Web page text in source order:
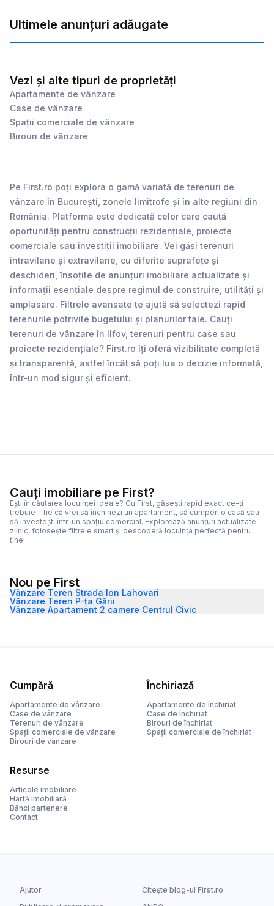
Ultimele anunțuri adăugate
Vezi și alte tipuri de proprietăți
Apartamente de vânzare
Case de vânzare
Spații comerciale de vânzare
Birouri de vânzare
Pe First.ro poți explora o gamă variată de terenuri de
vânzare în București, zonele limitrofe și în alte regiuni din
România. Platforma este dedicată celor care caută
oportunități pentru construcții rezidențiale, proiecte
comerciale sau investiții imobiliare. Vei găsi terenuri
intravilane și extravilane, cu diferite suprafețe și
deschideri, însoțite de anunțuri imobiliare actualizate și
informații esențiale despre regimul de construire, utilități și
amplasare. Filtrele avansate te ajută să selectezi rapid
terenurile potrivite bugetului și planurilor tale. Cauți
terenuri de vânzare în Ilfov, terenuri pentru case sau
proiecte rezidențiale? First.ro îți oferă vizibilitate completă
și transparență, astfel încât să poți lua o decizie informată,
într-un mod sigur și eficient.
Cauți imobiliare pe First?
Ești în căutarea locuinței ideale? Cu First, găsești rapid exact ce-ți
trebuie – fie că vrei să închiriezi un apartament, să cumperi o casă sau
să investești într-un spațiu comercial. Explorează anunțuri actualizate
zilnic, folosește filtrele smart și descoperă locuința perfectă pentru
tine!
Nou pe First
Vânzare Teren Strada Ion Lahovari
Vânzare Teren P-ța Gării
Vânzare Apartament 2 camere Centrul Civic
Cumpără
Apartamente de vânzare
Case de vânzare
Terenuri de vânzare
Spații comerciale de vânzare
Birouri de vânzare
Închiriază
Apartamente de închiriat
Case de închiriat
Birouri de închiriat
Spații comerciale de închiriat
Resurse
Articole imobiliare
Hartă imobiliară
Bănci partenere
Contact
Ajutor
Citește blog-ul First.ro